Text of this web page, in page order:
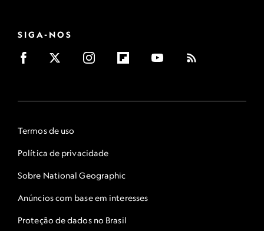
SIGA-NOS
Termos de uso
Política de privacidade
Sobre National Geographic
Anúncios com base em interesses
Proteção de dados no Brasil